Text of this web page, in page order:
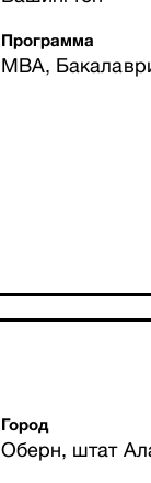
Программа
MBA,
Город
Оберн, штат